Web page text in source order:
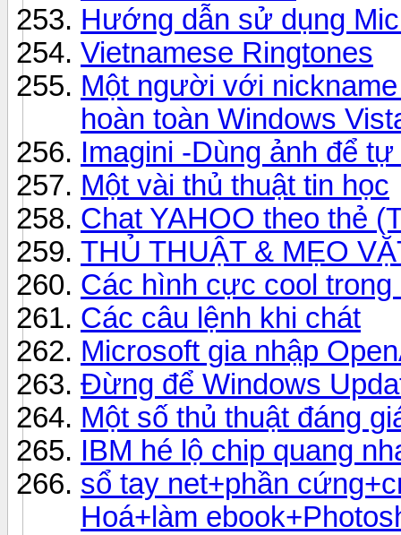
Hướng dẫn sử dụng
Vietnamese Ringtones
Một người với nickname
hoàn toàn Windows
Imagini -Dùng ảnh để
Một vài thủ thuật tin học
Chat YAHOO theo thẻ
THỦ THUẬT & MẸO
Các hình cực cool trong
Các câu lệnh khi chát
Microsoft gia nhập
Đừng để Windows
Một số thủ thuật đáng
IBM hé lộ chip quang
sổ tay net+phần
Hoá+làm